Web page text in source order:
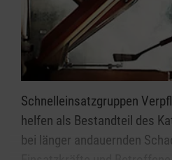
Schnelleinsatzgruppen
helfen als Bestandteil des
bei länger andauernden